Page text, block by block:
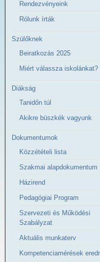
Rendezvényeink
Rólunk írták
Szülőknek
Beiratkozás 2025
Miért válassza iskolánkat?
Diákság
Tanidőn túl
Akikre büszkék vagyunk
Dokumentumok
Közzétételi lista
Szakmai alapdokumentum
Házirend
Pedagógiai Program
Szervezeti és Működési
Szabályzat
Aktuális munkaterv
Kompetenciamérések